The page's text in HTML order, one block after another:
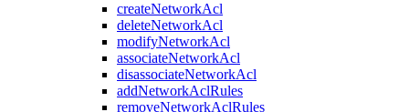
createNetworkAcl
deleteNetworkAcl
modifyNetworkAcl
associateNetworkAcl
disassociateNetworkAcl
addNetworkAclRules
removeNetworkAclRules